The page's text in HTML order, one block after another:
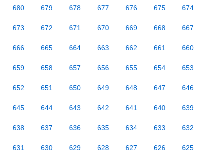
680 679 678 677 676 675 674
673 672 671 670 669 668 667
666 665 664 663 662 661 660
659 658 657 656 655 654 653
652 651 650 649 648 647 646
645 644 643 642 641 640 639
638 637 636 635 634 633 632
631 630 629 628 627 626 625